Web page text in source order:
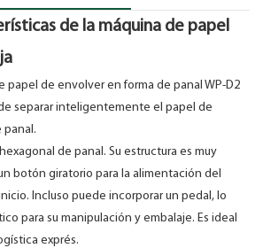
de la máquina de papel
papel de envolver en forma de panal WP-D2
separar inteligentemente el papel de
panal.
de panal. Su estructura es muy
botón giratorio para la alimentación del
Incluso puede incorporar un pedal, lo
para su manipulación y embalaje. Es ideal
exprés.